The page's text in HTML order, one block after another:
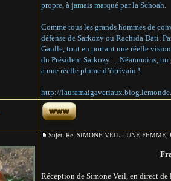
propre, à jamais marqué par la Schoah.
Comme tous les grands hommes de
défense de Sarkozy ou Rachida Dati.
Gaulle, tout en portant une réelle
du Président Sarkozy… Néanmoins, un
a une réelle plume d’écrivain !
http://
Sujet: Re: SIMONE VEIL - UNE
Réception de Simone Veil, en direct de